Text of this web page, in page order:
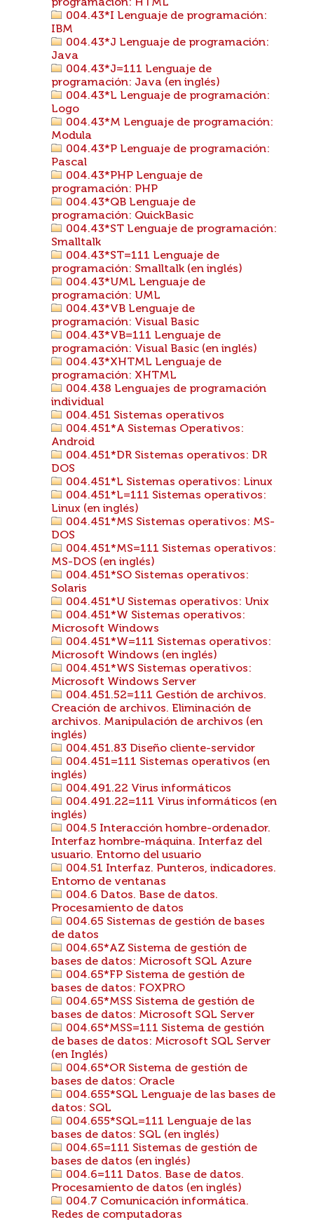
programación: HTML
004.43*I Lenguaje de programación:
IBM
004.43*J Lenguaje de programación:
Java
004.43*J=111 Lenguaje de
programación: Java (en inglés)
004.43*L Lenguaje de programación:
Logo
004.43*M Lenguaje de programación:
Modula
004.43*P Lenguaje de programación:
Pascal
004.43*PHP Lenguaje de
programación: PHP
004.43*QB Lenguaje de
programación: QuickBasic
004.43*ST Lenguaje de programación:
Smalltalk
004.43*ST=111 Lenguaje de
programación: Smalltalk (en inglés)
004.43*UML Lenguaje de
programación: UML
004.43*VB Lenguaje de
programación: Visual Basic
004.43*VB=111 Lenguaje de
programación: Visual Basic (en inglés)
004.43*XHTML Lenguaje de
programación: XHTML
004.438 Lenguajes de programación
individual
004.451 Sistemas operativos
004.451*A Sistemas Operativos:
Android
004.451*DR Sistemas operativos: DR
DOS
004.451*L Sistemas operativos: Linux
004.451*L=111 Sistemas operativos:
Linux (en inglés)
004.451*MS Sistemas operativos: MS-
DOS
004.451*MS=111 Sistemas operativos:
MS-DOS (en inglés)
004.451*SO Sistemas operativos:
Solaris
004.451*U Sistemas operativos: Unix
004.451*W Sistemas operativos:
Microsoft Windows
004.451*W=111 Sistemas operativos:
Microsoft Windows (en inglés)
004.451*WS Sistemas operativos:
Microsoft Windows Server
004.451.52=111 Gestión de archivos.
Creación de archivos. Eliminación de
archivos. Manipulación de archivos (en
inglés)
004.451.83 Diseño cliente-servidor
004.451=111 Sistemas operativos (en
inglés)
004.491.22 Virus informáticos
004.491.22=111 Virus informáticos (en
inglés)
004.5 Interacción hombre-ordenador.
Interfaz hombre-máquina. Interfaz del
usuario. Entorno del usuario
004.51 Interfaz. Punteros, indicadores.
Entorno de ventanas
004.6 Datos. Base de datos.
Procesamiento de datos
004.65 Sistemas de gestión de bases
de datos
004.65*AZ Sistema de gestión de
bases de datos: Microsoft SQL Azure
004.65*FP Sistema de gestión de
bases de datos: FOXPRO
004.65*MSS Sistema de gestión de
bases de datos: Microsoft SQL Server
004.65*MSS=111 Sistema de gestión
de bases de datos: Microsoft SQL Server
(en Inglés)
004.65*OR Sistema de gestión de
bases de datos: Oracle
004.655*SQL Lenguaje de las bases de
datos: SQL
004.655*SQL=111 Lenguaje de las
bases de datos: SQL (en inglés)
004.65=111 Sistemas de gestión de
bases de datos (en inglés)
004.6=111 Datos. Base de datos.
Procesamiento de datos (en inglés)
004.7 Comunicación informática.
Redes de computadoras